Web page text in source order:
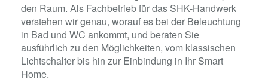
den Raum. Als Fachbetrieb für das SHK-Handwerk
verstehen wir genau, worauf es bei der Beleuchtung
in Bad und WC ankommt, und beraten Sie
ausführlich zu den Möglichkeiten, vom klassischen
Lichtschalter bis hin zur Einbindung in Ihr Smart
Home.